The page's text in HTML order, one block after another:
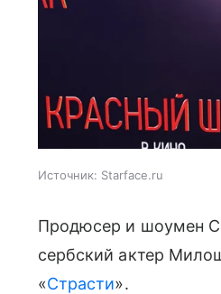
Источник: Starface.ru
Продюсер и шоумен
сербский актер
«Страсти».